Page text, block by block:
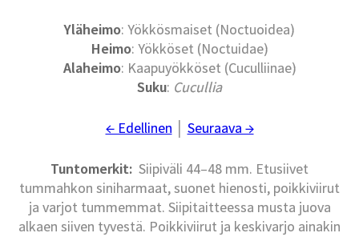
Yläheimo: Yökkösmaiset (Noctuoidea)
Heimo: Yökköset (Noctuidae)
Alaheimo: Kaapuyökköset (Cuculliinae)
Suku: Cucullia
← Edellinen Seuraava →
Tuntomerkit: Siipiväli 44–48 mm. Etusiivet
tummahkon siniharmaat, suonet hienosti, poikkiviirut
ja varjot tummemmat. Siipitaitteessa musta juova
alkaen siiven tyvestä. Poikkiviirut ja keskivarjo ainakin